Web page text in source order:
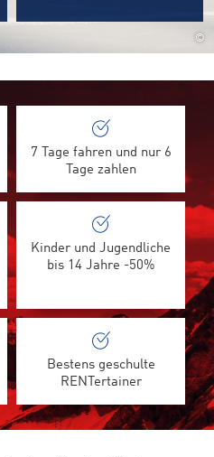
©
7 Tage fahren und nur 6
Tage zahlen
Kinder und Jugendliche
bis 14 Jahre -50%
Bestens geschulte
RENTertainer